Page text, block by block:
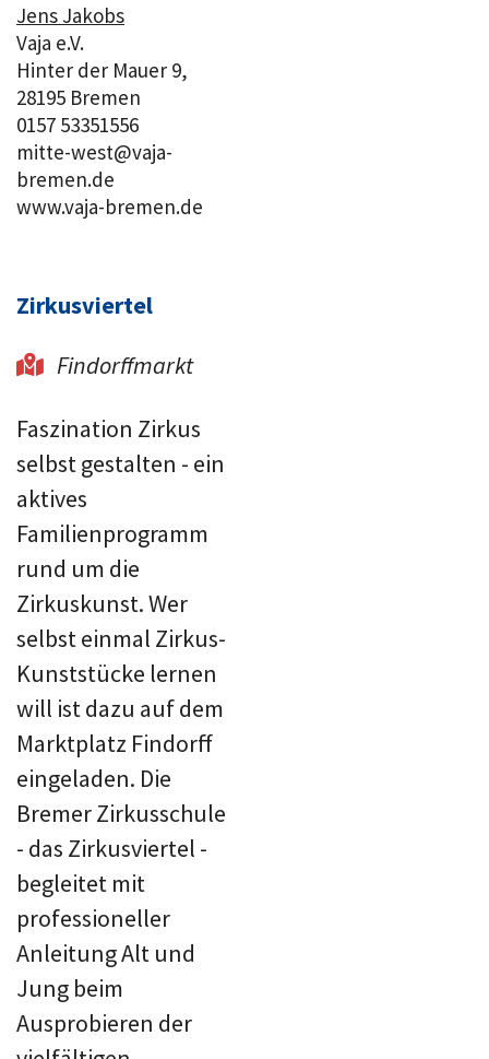
Jens Jakobs
Vaja e.V.
Hinter der Mauer 9,
28195 Bremen
0157 53351556
mitte-west@vaja-
bremen.de
www.vaja-bremen.de
Zirkusviertel
 Findorffmarkt
Faszination Zirkus
selbst gestalten - ein
aktives
Familienprogramm
rund um die
Zirkuskunst. Wer
selbst einmal Zirkus-
Kunststücke lernen
will ist dazu auf dem
Marktplatz Findorff
eingeladen. Die
Bremer Zirkusschule
- das Zirkusviertel -
begleitet mit
professioneller
Anleitung Alt und
Jung beim
Ausprobieren der